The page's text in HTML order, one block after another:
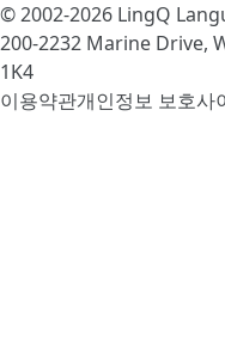
© 2002-2026 LingQ
200-2232 Marine Drive,
1K4
이용약관개인정보 보호사